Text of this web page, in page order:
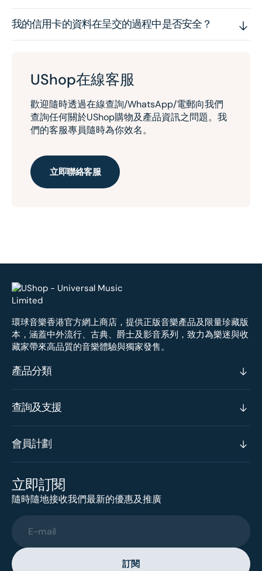
我的信用卡的資料在呈交的過程中是否安全？
UShop在線客服
歡迎隨時透過在線查詢/WhatsApp/電郵向我們
查詢任何關於UShop購物及產品資訊之問題。我
們的客服專員隨時為你效名。
立即聯絡客服
環球音樂香港官方網上商店，提供正版音樂產品及限量珍藏版
本，涵蓋中外流行、古典、爵士及影音系列，致力為樂迷與收
藏家帶來高品質的音樂體驗與獨家發售。
產品分類
查詢及支援
會員計劃
立即訂閱
隨時隨地接收我們最新的優惠及推廣
E-mail
訂閱